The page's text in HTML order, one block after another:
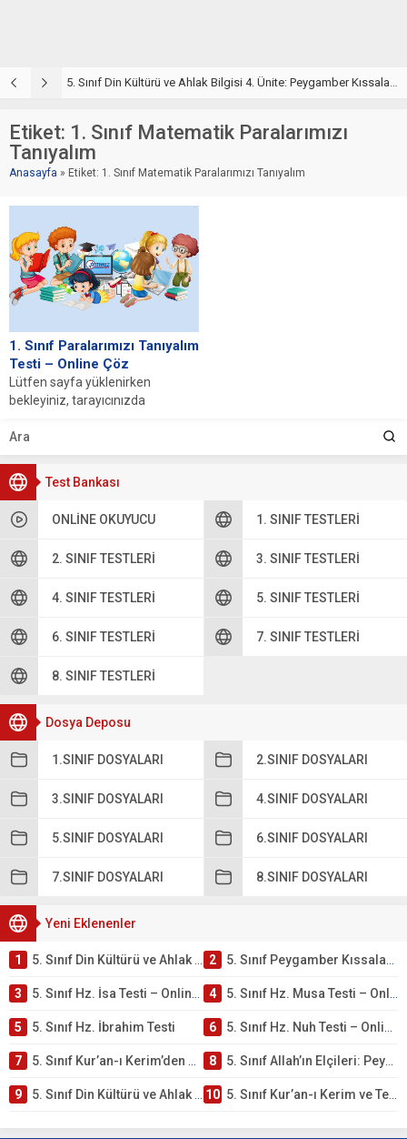
5. Sınıf Peygamber Kıssaları Ünite Testi – Online Çöz
Test Bankası
ONLINE OKUYUCU 1. SINIF TESTLERI
2. SINIF TESTLERI 3. SINIF TESTLERI
4. SINIF TESTLERI 5. SINIF TESTLERI
6. SINIF TESTLERI 7. SINIF TESTLERI
8. SINIF TESTLERI
Dosya Deposu
1.SINIF DOSYALARI 2.SINIF DOSYALARI
3.SINIF DOSYALARI 4.SINIF DOSYALARI
5.SINIF DOSYALARI 6.SINIF DOSYALARI
7.SINIF DOSYALARI 8.SINIF DOSYALARI
Yeni Eklenenler
1 5. Sınıf Din Kültürü ve Ahlak Bilgisi 4. Ünite: Peygamber Kıssaları Çalışmaları 2 5. Sınıf Peygamber Kıssaları Ünite Testi – Online Çöz
3 5. Sınıf Hz. İsa Testi – Online Çöz 4 5. Sınıf Hz. Musa Testi – Online Çöz
5 5. Sınıf Hz. İbrahim Testi 6 5. Sınıf Hz. Nuh Testi – Online Çöz
7 5. Sınıf Kur’an-ı Kerim’den Öğütler – Peygamber Kıssaları Testi – Online Çöz 8 5. Sınıf Allah’ın Elçileri: Peygamberler Testi – Online Çöz
9 5. Sınıf Din Kültürü ve Ahlak Bilgisi 3. Ünite: Kur’an-ı Kerim Çalışmaları 10 5. Sınıf Kur’an-ı Kerim ve Temel Özellikleri Testi – Online Çöz
Etiket: 1. Sınıf Matematik Paralarımızı
Tanıyalım
Anasayfa » Etiket: 1. Sınıf Matematik Paralarımızı Tanıyalım
1. Sınıf Paralarımızı Tanıyalım
Testi – Online Çöz
Lütfen sayfa yüklenirken
bekleyiniz, tarayıcınızda
olduğundan emin olunuz. Eğer
sayfa yüklenmediyse buraya...